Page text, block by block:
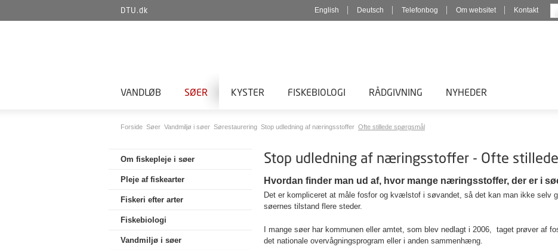
DTU.dk English Deutsch Telefonbog Om websitet Kontakt
VANDLØB SØER KYSTER FISKEBIOLOGI RÅDGIVNING NYHEDER
Forside Søer Vandmiljø i søer Sørestaurering Stop udledning af næringsstoffer Ofte stillede spørgsmål
Om fiskepleje i søer
Pleje af fiskearter
Fiskeri efter arter
Fiskebiologi
Vandmiljø i søer
Stop udledning af næringsstoffer - Ofte
Hvordan finder man ud af, hvor mange næringsstoffer, der er i
Det er kompliceret at måle fosfor og kvælstof i søvandet, så det kan man ikke selv
søernes tilstand flere steder.
I mange søer har kommunen eller amtet, som blev nedlagt i 2006, taget prøver af
det nationale overvågningsprogram eller i anden sammenhæng.